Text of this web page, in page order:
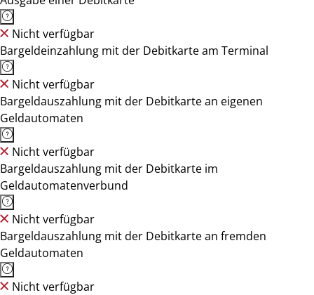
Nicht verfügbar
Bargeldeinzahlung mit der Debitkarte am Terminal
Nicht verfügbar
Bargeldauszahlung mit der Debitkarte an eigenen
Geldautomaten
Nicht verfügbar
Bargeldauszahlung mit der Debitkarte im
Geldautomatenverbund
Nicht verfügbar
Bargeldauszahlung mit der Debitkarte an fremden
Geldautomaten
Nicht verfügbar